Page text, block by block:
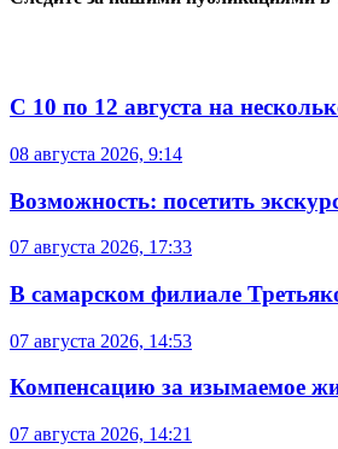
С 10 по 12 августа на
08 августа 2026, 9:14
Возможность: посетить
07 августа 2026, 17:33
В самарском филиале
07 августа 2026, 14:53
Компенсацию за изымаемое
07 августа 2026, 14:21